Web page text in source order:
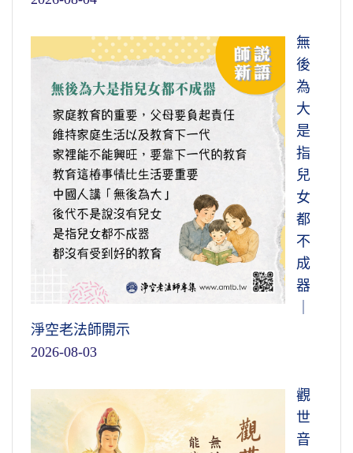
無
後
為
大
是
指
兒
女
都
不
成
器
淨空老法師開示
2026-08-03
觀
世
音